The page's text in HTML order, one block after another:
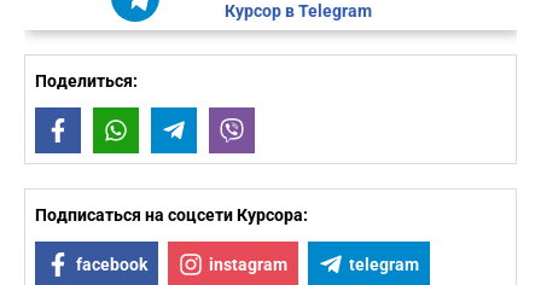
Курсор в Telegram
Поделиться:
FacebookWhatsAppTelegram
Подписаться на соцсети Курсора:
facebook instagram telegram